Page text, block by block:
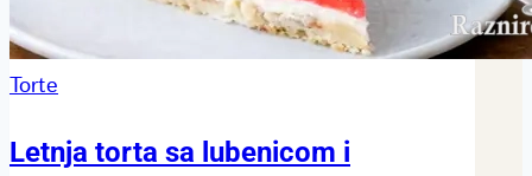
Torte
Letnja torta sa lubenicom i